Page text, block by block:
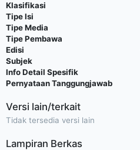
Klasifikasi
Tipe Isi
Tipe Media
Tipe Pembawa
Edisi
Subjek
Info Detail Spesifik
Pernyataan Tanggungjawab
Versi lain/terkait
Tidak tersedia versi lain
Lampiran Berkas